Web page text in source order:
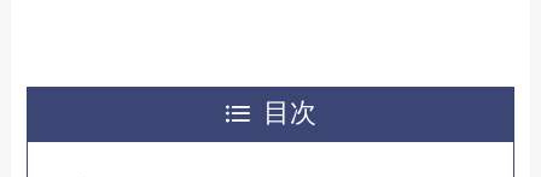
目次